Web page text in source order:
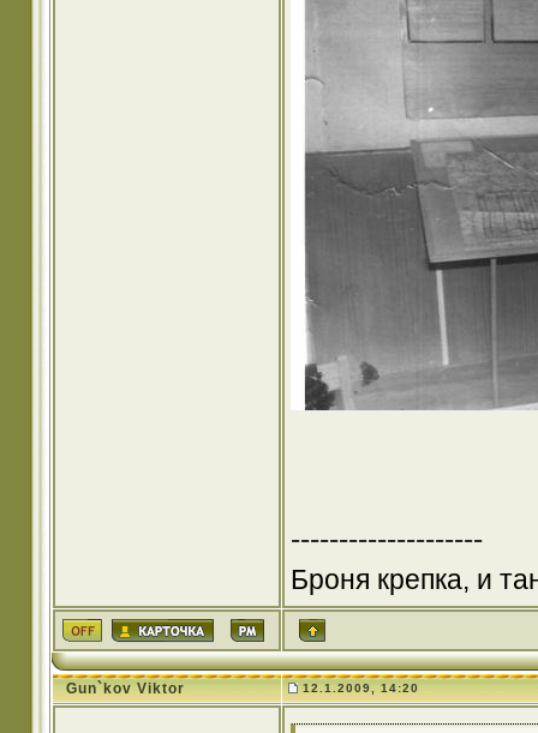
--------------------
Броня крепка, и
Gun`kov Viktor 12.1.2009, 14:20